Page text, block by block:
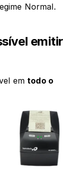
Normal.
emitir
em todo o